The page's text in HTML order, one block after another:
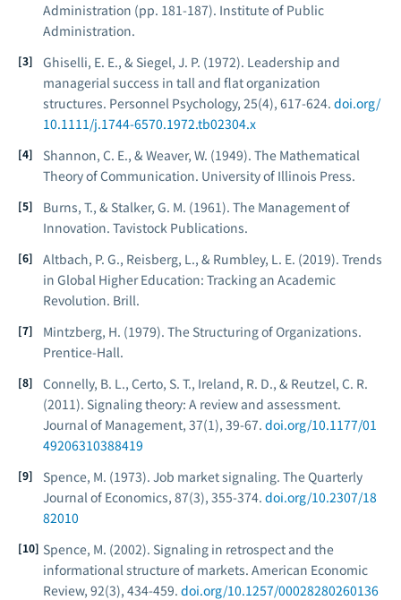
Administration (pp. 181-187). Institute of Public
Administration.
Ghiselli, E. E., & Siegel, J. P. (1972). Leadership and
managerial success in tall and flat organization
structures. Personnel Psychology, 25(4), 617-624. doi.org/
10.1111/j.1744-6570.1972.tb02304.x
Shannon, C. E., & Weaver, W. (1949). The Mathematical
Theory of Communication. University of Illinois Press.
Burns, T., & Stalker, G. M. (1961). The Management of
Innovation. Tavistock Publications.
Altbach, P. G., Reisberg, L., & Rumbley, L. E. (2019). Trends
in Global Higher Education: Tracking an Academic
Revolution. Brill.
Mintzberg, H. (1979). The Structuring of Organizations.
Prentice-Hall.
Connelly, B. L., Certo, S. T., Ireland, R. D., & Reutzel, C. R.
(2011). Signaling theory: A review and assessment.
Journal of Management, 37(1), 39-67. doi.org/10.1177/01
49206310388419
Spence, M. (1973). Job market signaling. The Quarterly
Journal of Economics, 87(3), 355-374. doi.org/10.2307/18
82010
Spence, M. (2002). Signaling in retrospect and the
informational structure of markets. American Economic
Review, 92(3), 434-459. doi.org/10.1257/00028280260136